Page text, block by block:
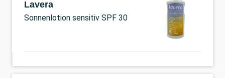
Lavera
Sonnenlotion sensitiv SPF 30